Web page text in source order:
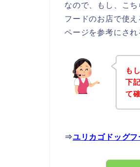
なので、もし、こ
フードのお店で使
ページを参考にされ
も
下
て
⇒ユリカゴドッグ